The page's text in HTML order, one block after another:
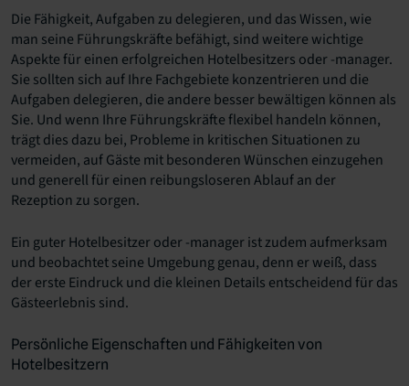
Die Fähigkeit, Aufgaben zu delegieren, und das Wissen, wie
man seine Führungskräfte befähigt, sind weitere wichtige
Aspekte für einen erfolgreichen Hotelbesitzers oder -manager.
Sie sollten sich auf Ihre Fachgebiete konzentrieren und die
Aufgaben delegieren, die andere besser bewältigen können als
Sie. Und wenn Ihre Führungskräfte flexibel handeln können,
trägt dies dazu bei, Probleme in kritischen Situationen zu
vermeiden, auf Gäste mit besonderen Wünschen einzugehen
und generell für einen reibungsloseren Ablauf an der
Rezeption zu sorgen.
Ein guter Hotelbesitzer oder -manager ist zudem aufmerksam
und beobachtet seine Umgebung genau, denn er weiß, dass
der erste Eindruck und die kleinen Details entscheidend für das
Gästeerlebnis sind.
Persönliche Eigenschaften und Fähigkeiten von
Hotelbesitzern